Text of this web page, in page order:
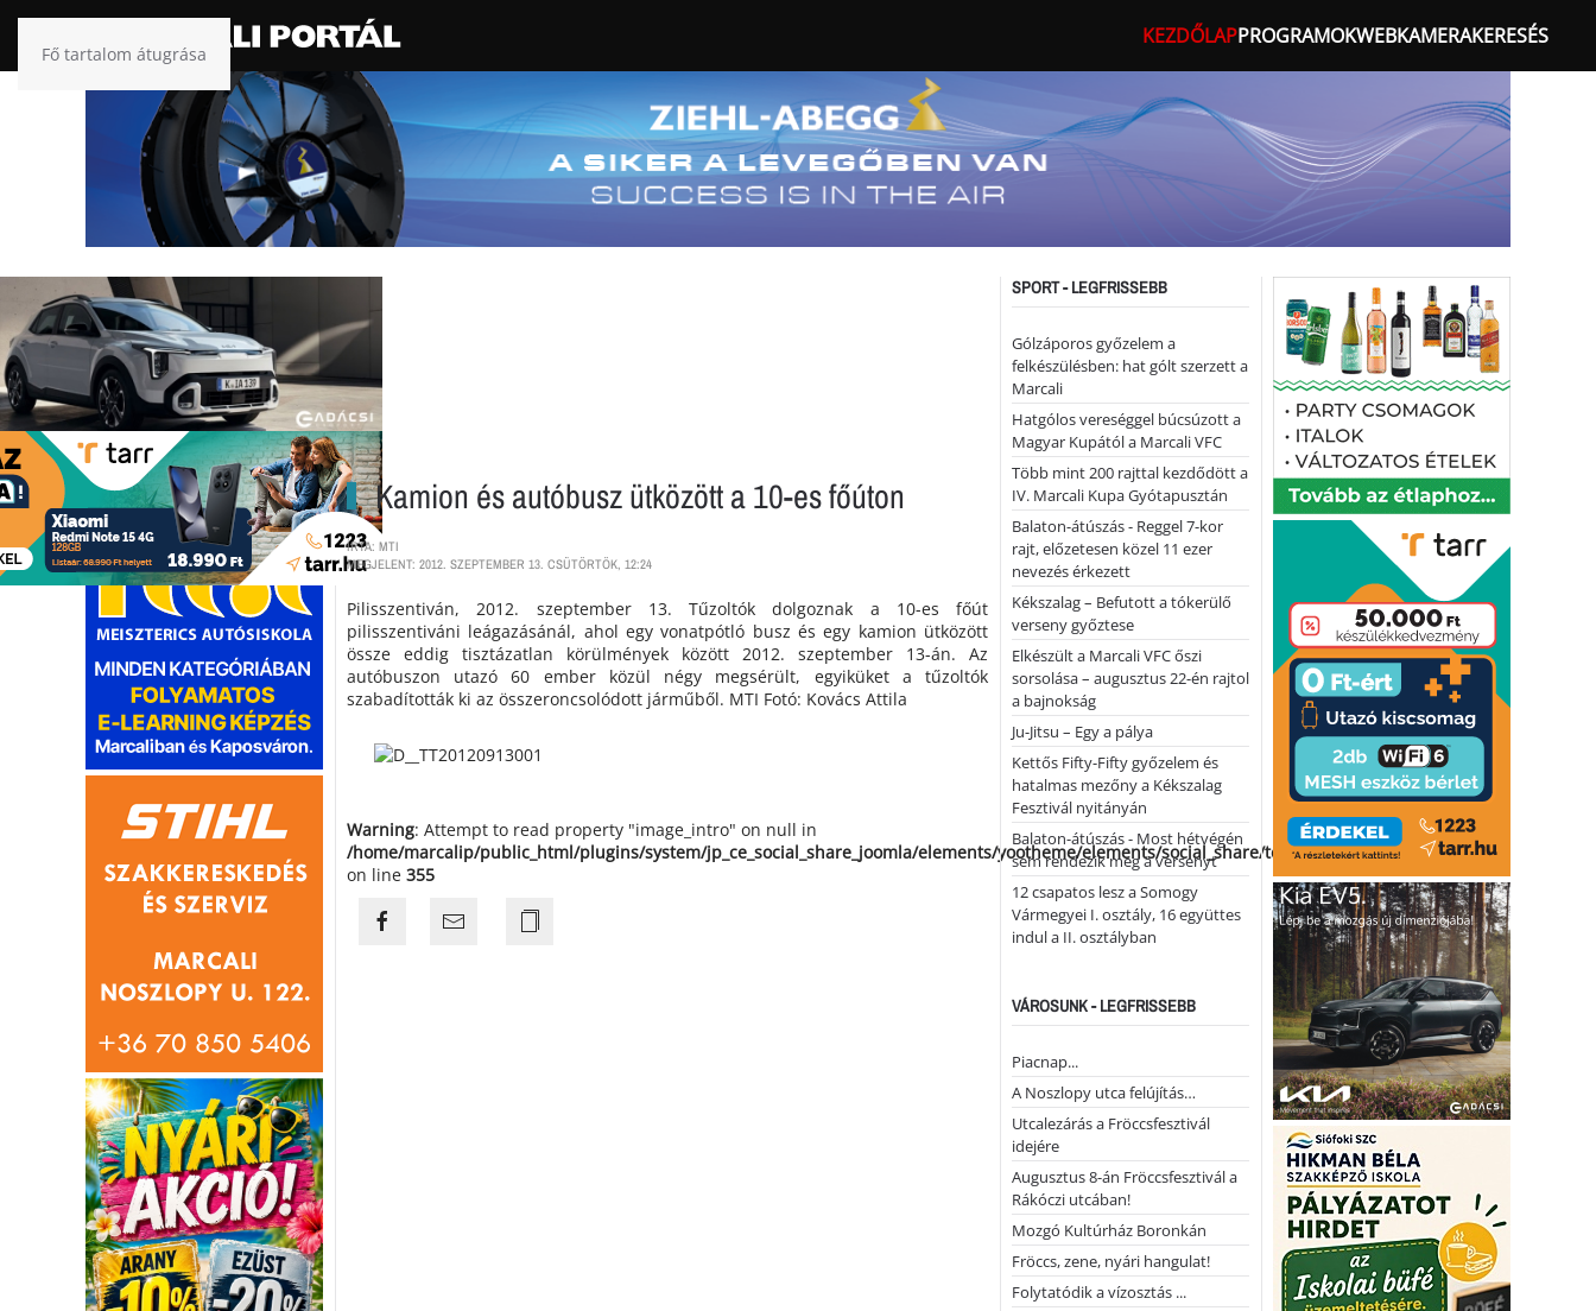
Fő tartalom átugrása
KEZDŐLAPPROGRAMOKWEBKAMERAKERESÉS
Kamion és autóbusz ütközött a 10-es főúton
ÍRTA: MTI
MEGJELENT: 2012. SZEPTEMBER 13. CSÜTÖRTÖK, 12:24
Pilisszentiván, 2012. szeptember 13. Tűzoltók dolgoznak a 10-es főút
pilisszentiváni leágazásánál, ahol egy vonatpótló busz és egy kamion ütközött
össze eddig tisztázatlan körülmények között 2012. szeptember 13-án. Az
autóbuszon utazó 60 ember közül négy megsérült, egyiküket a tűzoltók
szabadították ki az összeroncsolódott járműből. MTI Fotó: Kovács Attila
Warning: Attempt to read property "image_intro" on null in
/home/marcalip/public_html/plugins/system/jp_ce_social_share_joomla/elements/yootheme/elements/social_share/templates/template.php
on line 355
SPORT - LEGFRISSEBB
Gólzáporos győzelem a
felkészülésben: hat gólt szerzett a
Marcali
Hatgólos vereséggel búcsúzott a
Magyar Kupától a Marcali VFC
Több mint 200 rajttal kezdődött a
IV. Marcali Kupa Gyótapusztán
Balaton-átúszás - Reggel 7-kor
rajt, előzetesen közel 11 ezer
nevezés érkezett
Kékszalag – Befutott a tókerülő
verseny győztese
Elkészült a Marcali VFC őszi
sorsolása – augusztus 22-én rajtol
a bajnokság
Ju-Jitsu – Egy a pálya
Kettős Fifty-Fifty győzelem és
hatalmas mezőny a Kékszalag
Fesztivál nyitányán
Balaton-átúszás - Most hétvégén
sem rendezik meg a versenyt
12 csapatos lesz a Somogy
Vármegyei I. osztály, 16 együttes
indul a II. osztályban
VÁROSUNK - LEGFRISSEBB
Piacnap...
A Noszlopy utca felújítás…
Utcalezárás a Fröccsfesztivál
idejére
Augusztus 8-án Fröccsfesztivál a
Rákóczi utcában!
Mozgó Kultúrház Boronkán
Fröccs, zene, nyári hangulat!
Folytatódik a vízosztás ...